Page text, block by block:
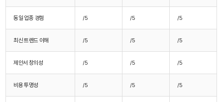
동일 업종 경험 /5 /5 /5
최신 트렌드 이해 /5 /5 /5
제안서 창의성 /5 /5 /5
비용 투명성 /5 /5 /5